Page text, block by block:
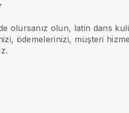
olursanız olun, latin dans
ödemelerinizi, müşteri